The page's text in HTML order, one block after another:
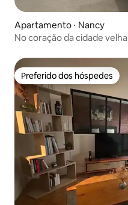
Apartamento ⋅ Nancy
No coração da cidade velha
Preferido dos hóspedes
Preferido dos hóspedes